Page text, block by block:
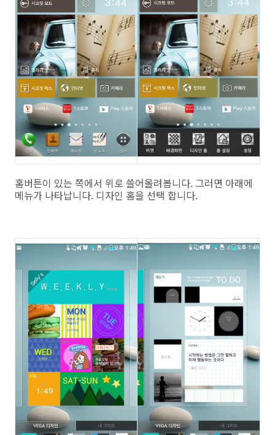
홈버튼이 있는 쪽에서 위로 쓸어올려봅니다. 그러면 아래에
메뉴가 나타납니다. 디자인 홈을 선택 합니다.